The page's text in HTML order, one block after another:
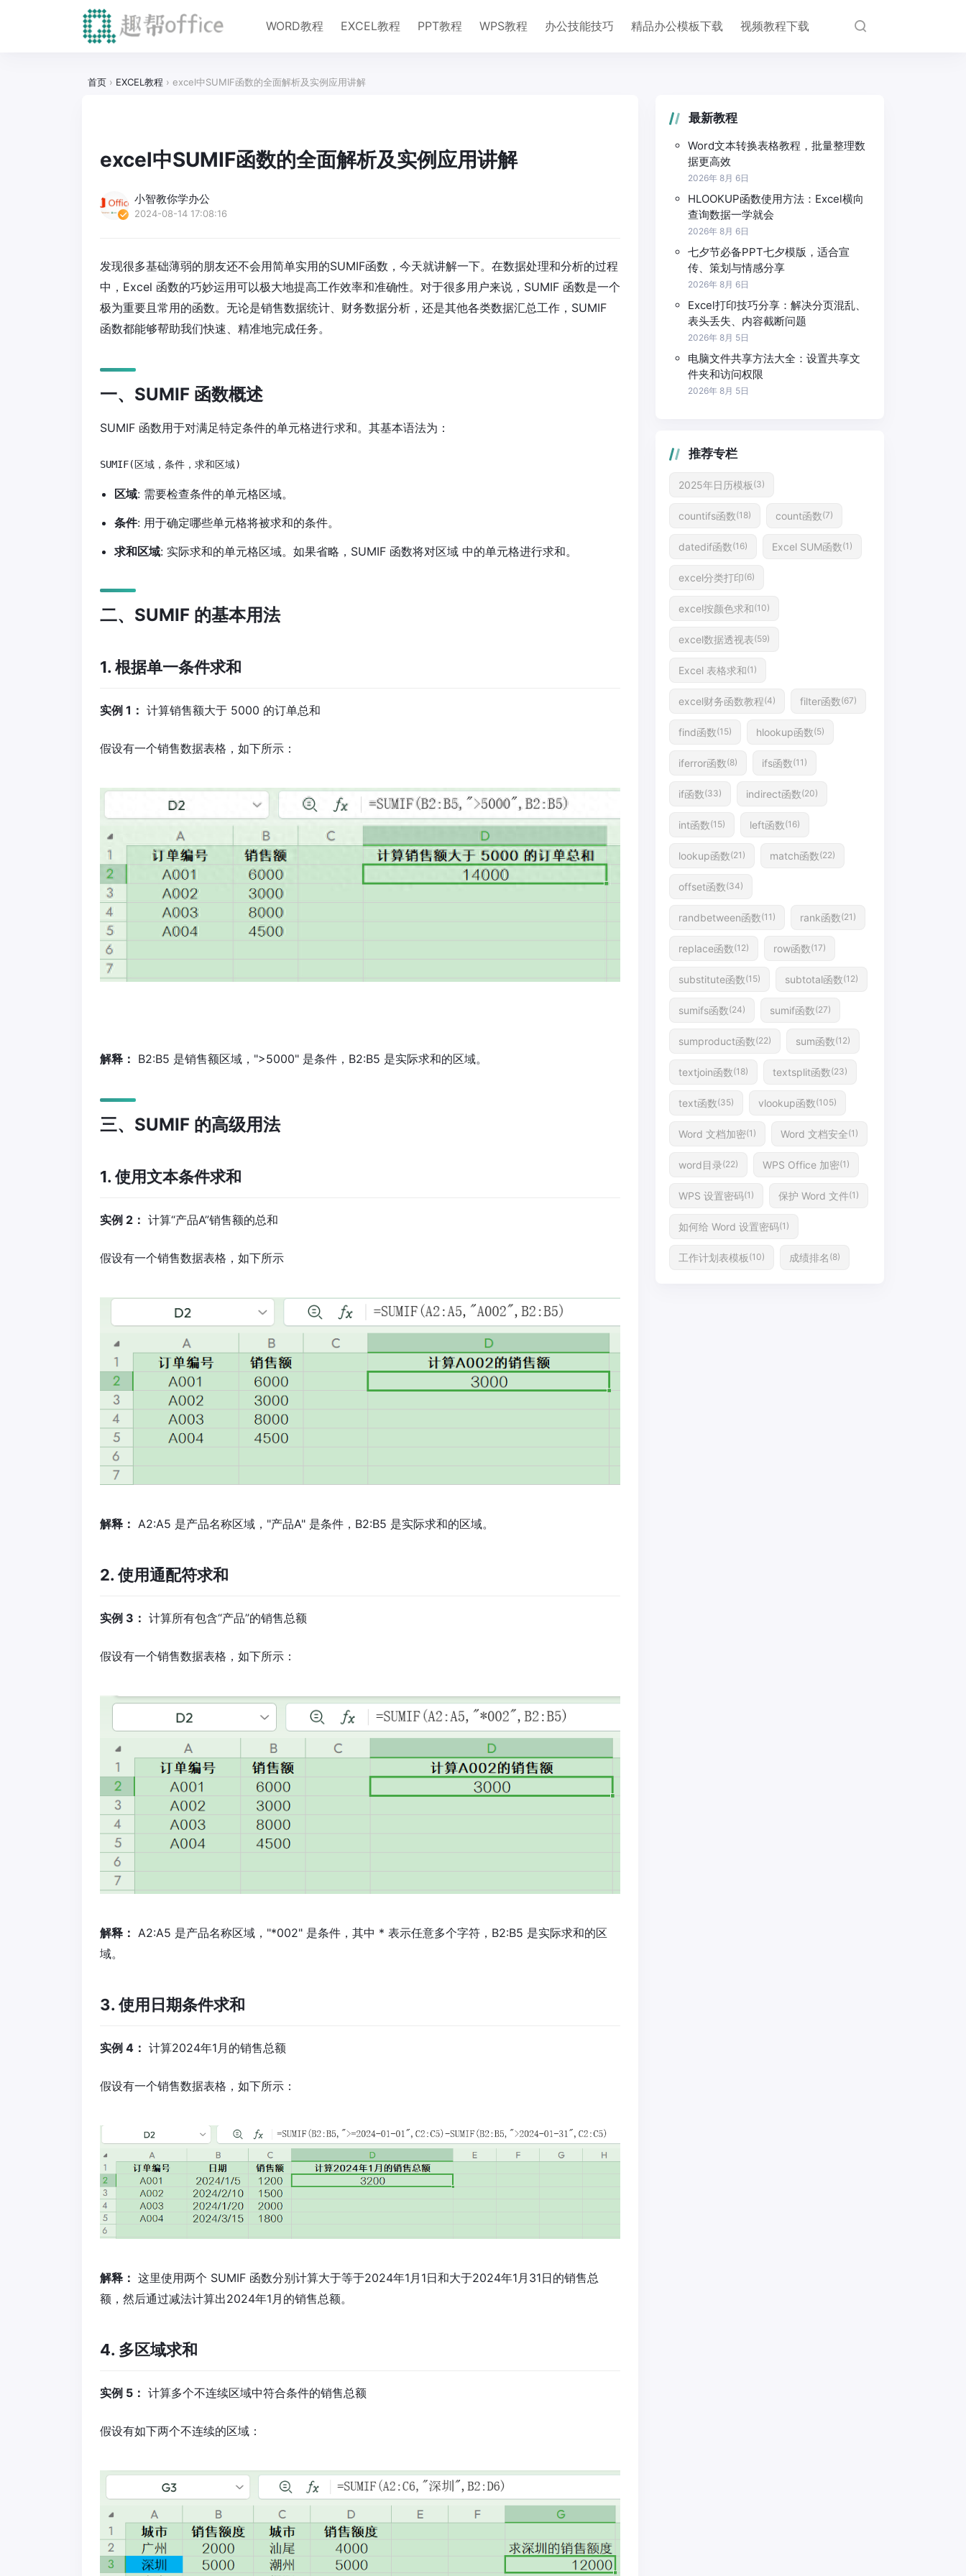
WORD教程 EXCEL教程 PPT教程 WPS教程 办公技能技巧 精品办公模板下载 视频教程下载
首页 › EXCEL教程 › excel中SUMIF函数的全面解析及实例应用讲解
excel中SUMIF函数的全面解析及实例应用讲解
小智教你学办公
2024-08-14 17:08:16
发现很多基础薄弱的朋友还不会用简单实用的SUMIF函数，今天就讲解一下。在数据处理和分析的过程
中，Excel 函数的巧妙运用可以极大地提高工作效率和准确性。对于很多用户来说，SUMIF 函数是一个
极为重要且常用的函数。无论是销售数据统计、财务数据分析，还是其他各类数据汇总工作，SUMIF
函数都能够帮助我们快速、精准地完成任务。
一、SUMIF 函数概述
SUMIF 函数用于对满足特定条件的单元格进行求和。其基本语法为：
SUMIF(区域，条件，求和区域)
区域: 需要检查条件的单元格区域。
条件: 用于确定哪些单元格将被求和的条件。
求和区域: 实际求和的单元格区域。如果省略，SUMIF 函数将对区域 中的单元格进行求和。
二、SUMIF 的基本用法
1. 根据单一条件求和
实例 1： 计算销售额大于 5000 的订单总和
假设有一个销售数据表格，如下所示：
解释： B2:B5 是销售额区域，">5000" 是条件，B2:B5 是实际求和的区域。
三、SUMIF 的高级用法
1. 使用文本条件求和
实例 2： 计算“产品A”销售额的总和
假设有一个销售数据表格，如下所示
解释： A2:A5 是产品名称区域，"产品A" 是条件，B2:B5 是实际求和的区域。
2. 使用通配符求和
实例 3： 计算所有包含“产品”的销售总额
假设有一个销售数据表格，如下所示：
解释： A2:A5 是产品名称区域，"*002" 是条件，其中 * 表示任意多个字符，B2:B5 是实际求和的区
域。
3. 使用日期条件求和
实例 4： 计算2024年1月的销售总额
假设有一个销售数据表格，如下所示：
解释： 这里使用两个 SUMIF 函数分别计算大于等于2024年1月1日和大于2024年1月31日的销售总
额，然后通过减法计算出2024年1月的销售总额。
4. 多区域求和
实例 5： 计算多个不连续区域中符合条件的销售总额
假设有如下两个不连续的区域：
最新教程
Word文本转换表格教程，批量整理数
据更高效
2026年 8月 6日
HLOOKUP函数使用方法：Excel横向
查询数据一学就会
2026年 8月 6日
七夕节必备PPT七夕模版，适合宣
传、策划与情感分享
2026年 8月 6日
Excel打印技巧分享：解决分页混乱、
表头丢失、内容截断问题
2026年 8月 5日
电脑文件共享方法大全：设置共享文
件夹和访问权限
2026年 8月 5日
推荐专栏
2025年日历模板 (3)
countifs函数(18) count函数(7)
datedif函数(16) Excel SUM函数(1)
excel分类打印(6)
excel按颜色求和(10)
excel数据透视表(59)
Excel 表格求和(1)
excel财务函数教程(4) filter函数(67)
find函数(15) hlookup函数(5)
iferror函数(8) ifs函数(11)
if函数(33) indirect函数(20)
int函数(15) left函数(16)
lookup函数(21) match函数(22)
offset函数(34)
randbetween函数(11) rank函数(21)
replace函数(12) row函数(17)
substitute函数(15) subtotal函数(12)
sumifs函数(24) sumif函数(27)
sumproduct函数(22) sum函数(12)
textjoin函数(18) textsplit函数(23)
text函数(35) vlookup函数(105)
Word 文档加密(1) Word 文档安全(1)
word目录(22) WPS Office 加密(1)
WPS 设置密码(1) 保护 Word 文件(1)
如何给 Word 设置密码(1)
工作计划表模板 (10) 成绩排名 (8)